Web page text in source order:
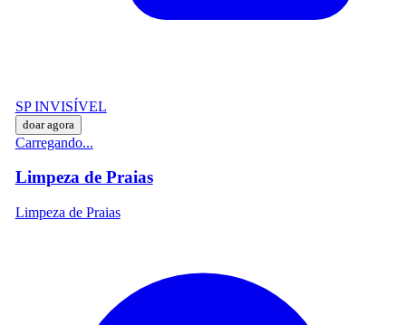
SP INVISÍVEL
doar agora
Carregando...
Limpeza de Praias
Limpeza de Praias